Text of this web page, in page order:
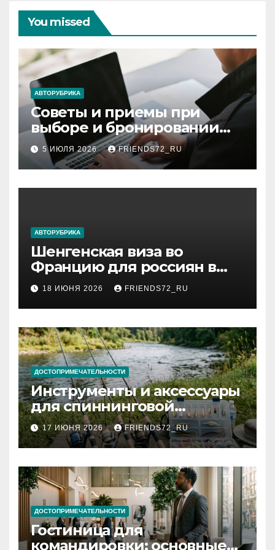
You missed
АВТОРУБРИКА
Советы и приемы при
выборе и бронировании
авиабилетов
5 ИЮЛЯ 2026 FRIENDS72_RU
АВТОРУБРИКА
Шенгенская виза во
Францию для россиян в
2026 году: сроки от 3 дней
и список необходимых
документов
18 ИЮНЯ 2026 FRIENDS72_RU
ДОСТОПРИМЕЧАТЕЛЬНОСТИ
Инструменты и аксессуары
для спиннинговой
рыбалки: назначение и
типы
17 ИЮНЯ 2026 FRIENDS72_RU
ДОСТОПРИМЕЧАТЕЛЬНОСТИ
Гостиница для
командировки: основные